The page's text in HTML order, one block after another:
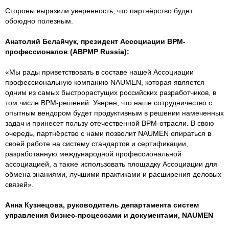
Стороны выразили уверенность, что партнёрство будет
обоюдно полезным.
Анатолий Белайчук, президент Ассоциации BPM-
профессионалов (ABPMP Russia):
«Мы рады приветствовать в составе нашей Ассоциации
профессиональную компанию NAUMEN, которая является
одним из самых быстрорастущих российских разработчиков, в
том числе BPM-решений. Уверен, что наше сотрудничество с
опытным вендором будет продуктивным в решении намеченных
задач и принесет пользу отечественной BPM-отрасли. В свою
очередь, партнёрство с нами позволит NAUMEN опираться в
своей работе на систему стандартов и сертификации,
разработанную международной профессиональной
ассоциацией, а также использовать площадку Ассоциации для
обмена знаниями, лучшими практиками и расширения деловых
связей».
Анна Кузнецова, руководитель департамента систем
управления бизнес-процессами и документами, NAUMEN